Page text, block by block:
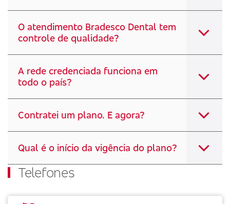
O atendimento Bradesco Dental tem
controle de qualidade?
A rede credenciada funciona em
todo o país?
Contratei um plano. E agora?
Qual é o início da vigência do plano?
Telefones